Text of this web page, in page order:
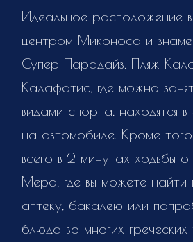
Идеальное расположение
центром Миконоса и
Супер Парадайз. Пляж
Калафатис, где можно
видами спорта, находятся
на автомобиле. Кроме
всего в 2 минутах ходьбы
Мера, где вы можете найти
аптеку, бакалею или
блюда во многих греческих